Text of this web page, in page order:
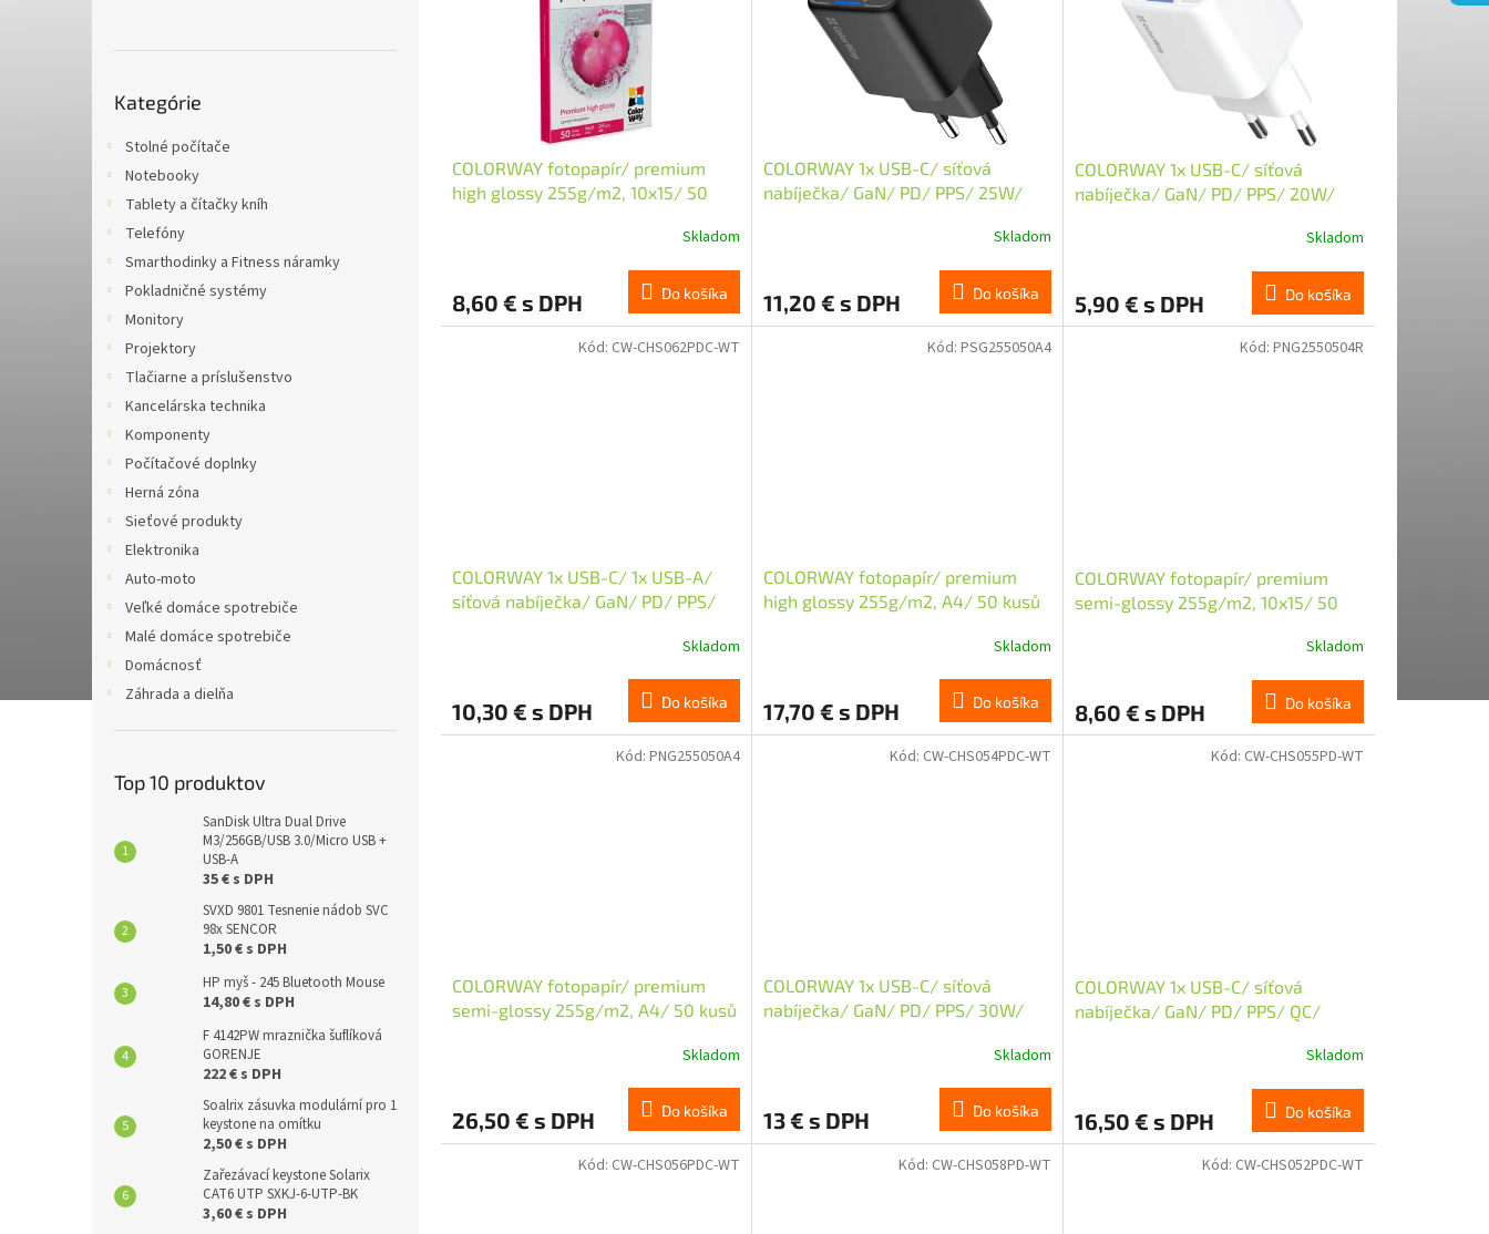
kategórie
Kategórie
Stolné počítače
Notebooky
Tablety a čítačky kníh
Telefóny
Smarthodinky a Fitness náramky
Pokladničné systémy
Monitory
Projektory
Tlačiarne a príslušenstvo
Kancelárska technika
Komponenty
Počítačové doplnky
Herná zóna
Sieťové produkty
Elektronika
Auto-moto
Veľké domáce spotrebiče
Malé domáce spotrebiče
Domácnosť
Záhrada a dielňa
Top 10 produktov
SanDisk Ultra Dual Drive
M3/256GB/USB 3.0/Micro USB +
USB-A
35 € s DPH
SVXD 9801 Tesnenie nádob SVC
98x SENCOR
1,50 € s DPH
HP myš - 245 Bluetooth Mouse
14,80 € s DPH
F 4142PW mraznička šuflíková
GORENJE
222 € s DPH
Soalrix zásuvka modulární pro 1
keystone na omítku
2,50 € s DPH
Zařezávací keystone Solarix
CAT6 UTP SXKJ-6-UTP-BK
3,60 € s DPH
COLORWAY fotopapír/ premium
high glossy 255g/m2, 10x15/ 50
Skladom
8,60 € s DPH Do košíka
COLORWAY 1x USB-C/ síťová
nabíječka/ GaN/ PD/ PPS/ 25W/
Skladom
11,20 € s DPH Do košíka
COLORWAY 1x USB-C/ síťová
nabíječka/ GaN/ PD/ PPS/ 20W/
Skladom
5,90 € s DPH Do košíka
COLORWAY 1x USB-C/ 1x USB-A/
síťová nabíječka/ GaN/ PD/ PPS/
Skladom
10,30 € s DPH Do košíka
Kód: CW-CHS062PDC-WT
COLORWAY fotopapír/ premium
high glossy 255g/m2, A4/ 50 kusů
Skladom
17,70 € s DPH Do košíka
Kód: PSG255050A4
COLORWAY fotopapír/ premium
semi-glossy 255g/m2, 10x15/ 50
Skladom
8,60 € s DPH Do košíka
Kód: PNG2550504R
COLORWAY fotopapír/ premium
semi-glossy 255g/m2, A4/ 50 kusů
Skladom
26,50 € s DPH Do košíka
Kód: PNG255050A4
COLORWAY 1x USB-C/ síťová
nabíječka/ GaN/ PD/ PPS/ 30W/
Skladom
13 € s DPH Do košíka
Kód: CW-CHS054PDC-WT
COLORWAY 1x USB-C/ síťová
nabíječka/ GaN/ PD/ PPS/ QC/
Skladom
16,50 € s DPH Do košíka
Kód: CW-CHS055PD-WT
Kód: CW-CHS056PDC-WT Kód: CW-CHS058PD-WT Kód: CW-CHS052PDC-WT